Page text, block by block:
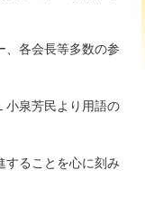
、各会長等多数の参
泉芳民より用語の
することを心に刻み